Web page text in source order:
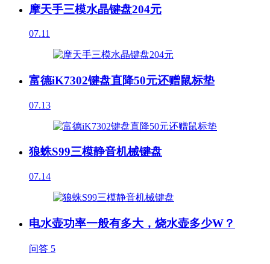
摩天手三模水晶键盘204元
07.11
富德iK7302键盘直降50元还赠鼠标垫
07.13
狼蛛S99三模静音机械键盘
07.14
电水壶功率一般有多大，烧水壶多少W？
问答 5